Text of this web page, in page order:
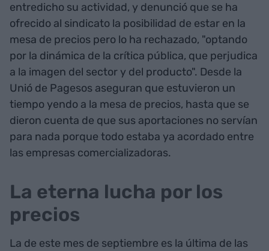
entredicho su actividad, y denunció que se ha
ofrecido al sindicato la posibilidad de estar en la
mesa de precios pero lo ha rechazado, "optando
por la dinámica de la crítica pública, que perjudica
a la imagen del sector y del producto". Desde la
Unió de Pagesos aseguran que estuvieron un
tiempo yendo a la mesa de precios, hasta que se
dieron cuenta de que sus aportaciones no servían
para nada porque todo estaba ya acordado entre
las empresas comercializadoras.
La eterna lucha por los
precios
La de este mes de septiembre es la última de las